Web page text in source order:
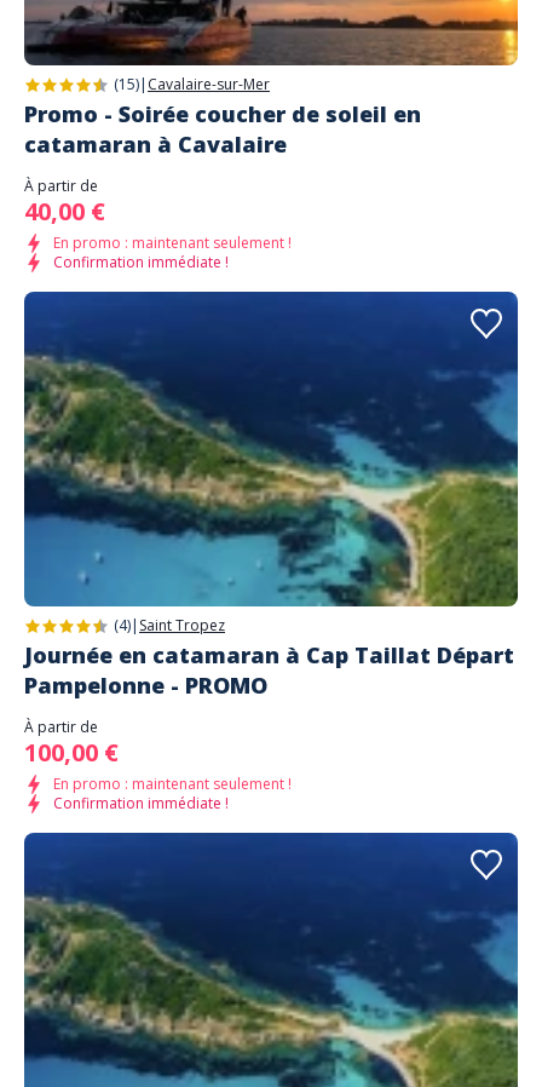
(15)| Cavalaire-sur-Mer
Promo - Soirée coucher de soleil en
catamaran à Cavalaire
À partir de
40,00 €
En promo : maintenant seulement !
Confirmation immédiate !
(4)| Saint Tropez
Journée en catamaran à Cap Taillat Départ
Pampelonne - PROMO
À partir de
100,00 €
En promo : maintenant seulement !
Confirmation immédiate !